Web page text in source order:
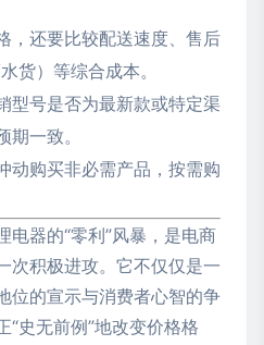
，还要比较配送速度、售后
货）等综合成本。
型号是否为最新款或特定渠
一致。
动购买非必需产品，按需购
电器的“零利”风暴，是电商
次积极进攻。它不仅仅是一
位的宣示与消费者心智的争
“史无前例”地改变价格格